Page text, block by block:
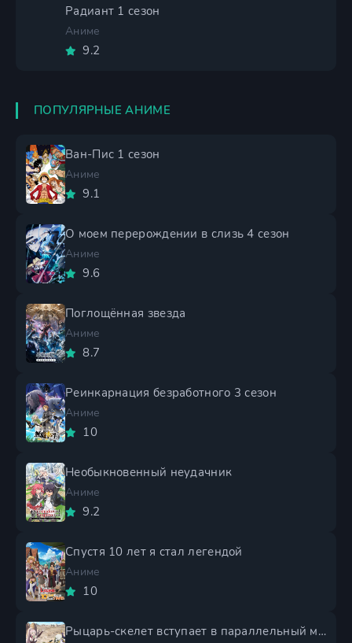
Радиант 1 сезон
Аниме
9.2
ПОПУЛЯРНЫЕ АНИМЕ
Ван-Пис 1 сезон
Аниме
9.1
О моем перерождении в слизь 4 сезон
Аниме
9.6
Поглощённая звезда
Аниме
8.7
Реинкарнация безработного 3 сезон
Аниме
10
Необыкновенный неудачник
Аниме
9.2
Спустя 10 лет я стал легендой
Аниме
10
Рыцарь-скелет вступает в параллельный мир 2 сезон